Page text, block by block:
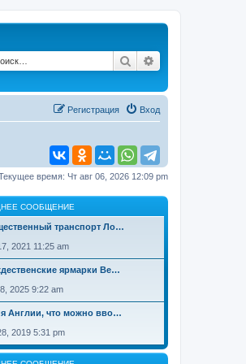
Поиск
Вход
Регистрация
время: Чт авг 06, 2026 12:09 pm
СООБЩЕНИЕ
транспорт Ло…
е
й
т
и
к
п
с
л
е
д
2021 11:25 am
ярмарки Ве…
е
й
т
и
к
п
2025 9:22 am
Англии, что можно вво…
е
е
й
2019 5:31 pm